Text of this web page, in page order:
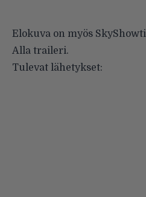
Elokuva on myös
Alla traileri.
Tulevat lähetykset: